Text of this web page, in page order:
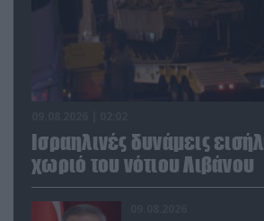
Ισραηλινές δυνάμεις
χωριό του νότιου Λιβάνου